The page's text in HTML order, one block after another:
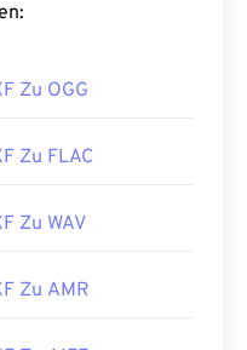
Zu OGG
Zu FLAC
Zu WAV
Zu AMR